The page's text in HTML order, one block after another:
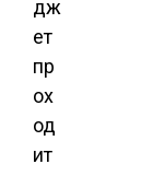
дж
ет
пр
ох
од
ит